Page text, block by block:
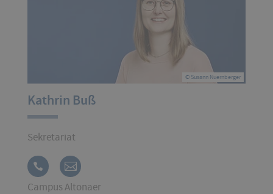
© Susann Nuernberger
Kathrin Buß
Sekretariat
Campus Altonaer